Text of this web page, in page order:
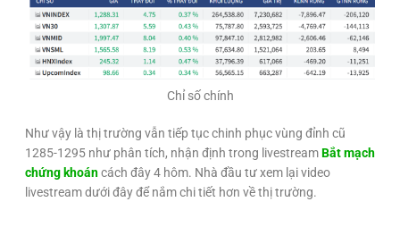
Chỉ số chính
Như vậy là thị trường vẫn tiếp tục chinh phục vùng đỉnh cũ
1285-1295 như phân tích, nhận định trong livestreamBắt mạch
chứng khoáncách đây 4 hôm. Nhà đầu tư xem lại video
livestream dưới đây để nắm chi tiết hơn về thị trường.